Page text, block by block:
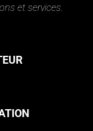
et services.